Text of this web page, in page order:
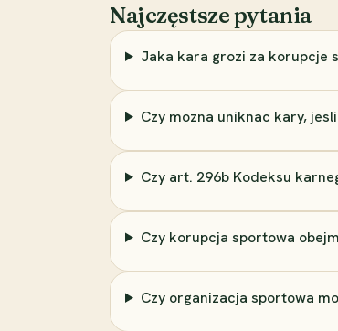
Najczęstsze pytania
Jaka kara grozi za korupcje
Czy mozna uniknac kary,
Czy art. 296b Kodeksu
Czy korupcja sportowa
Czy organizacja sportowa